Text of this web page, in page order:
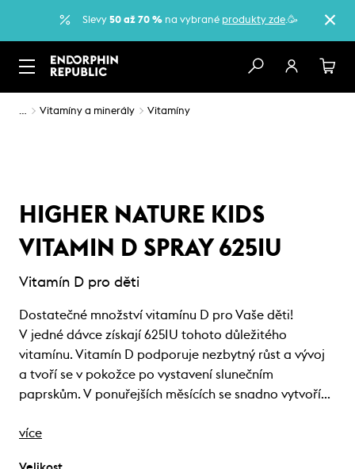
Slevy 50 až 70 % na vybrané produkty zde.🥳
… Vitamíny a minerály Vitamíny
HIGHER NATURE KIDS
VITAMIN D SPRAY 625IU
Vitamín D pro děti
Dostatečné množství vitamínu D pro Vaše děti!
V jedné dávce získají 625IU tohoto důležitého
vitamínu. Vitamín D podporuje nezbytný růst a vývoj
a tvoří se v pokožce po vystavení slunečním
paprskům. V ponuřejších měsících se snadno vytvoří…
více